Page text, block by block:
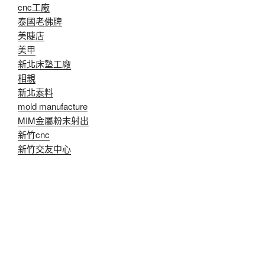
cnc工廠
泰國老佛牌
美睫店
美甲
新北床墊工廠
相親
新北素料
mold manufacture
MIM金屬粉末射出
新竹cnc
新竹交友中心